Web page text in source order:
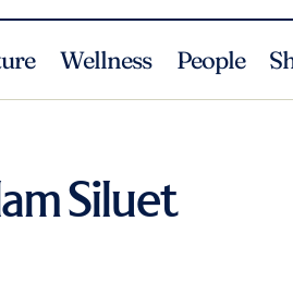
Wellness People
Siluet